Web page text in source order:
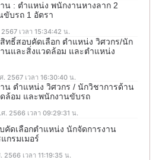
น : ตำแหน่ง พนักงานหางลาก 2
ขับรถ 1 อัตรา
เวลา 15:34:42 น.
ทธิ์สอบคัดเลือก ตำแหน่ง วิศวกร/นัก
นและสิ่งแวดล้อม และตำแหน่ง
. 2567 เวลา 16:30:40 น.
น ตำแหน่ง วิศวกร / นักวิชาการด้าน
ล้อม และพนักงานขับรถ
. 2566 เวลา 09:29:31 น.
คัดเลือกตำแหน่ง นักจัดการงาน
กรมเมอร์
เวลา 11:19:35 น.